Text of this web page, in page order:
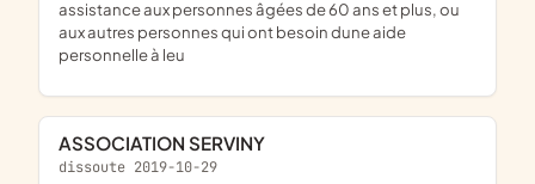
assistance aux personnes âgées de 60 ans et plus, ou
aux autres personnes qui ont besoin dune aide
personnelle à leu
ASSOCIATION SERVINY
dissoute 2019-10-29